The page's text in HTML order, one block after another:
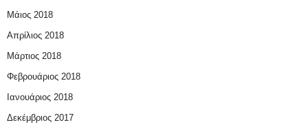
Μάιος 2018
Απρίλιος 2018
Μάρτιος 2018
Φεβρουάριος 2018
Ιανουάριος 2018
Δεκέμβριος 2017